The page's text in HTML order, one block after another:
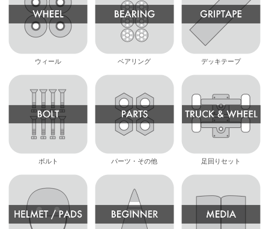
ウィール ベアリング デッキテープ
ボルト パーツ・その他 足回りセット